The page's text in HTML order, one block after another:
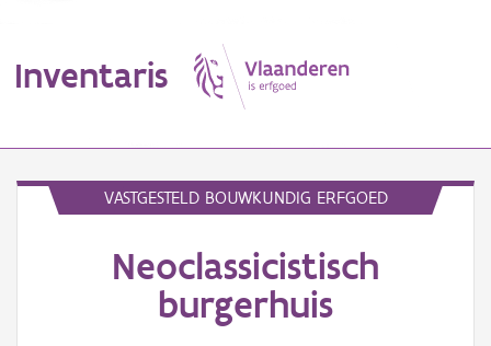
Inventaris
VASTGESTELD BOUWKUNDIG ERFGOED
Neoclassicistisch
burgerhuis